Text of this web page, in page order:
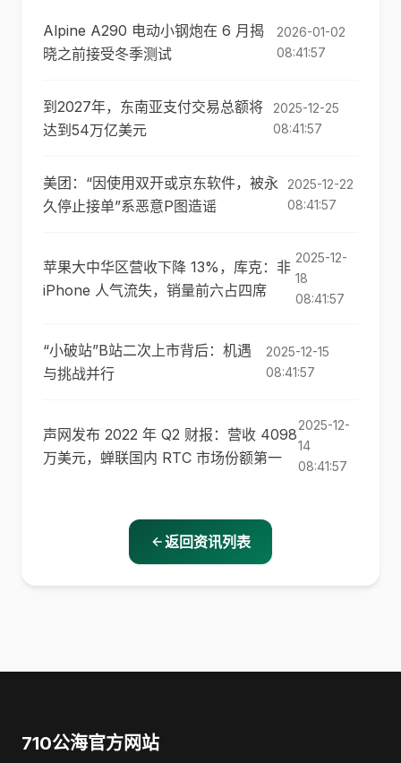
Alpine A290 电动小钢炮在 6 月揭
晓之前接受冬季测试
2026-01-02
08:41:57
到2027年，东南亚支付交易总额将
达到54万亿美元
2025-12-25
08:41:57
美团：“因使用双开或京东软件，被永
久停止接单”系恶意P图造谣
2025-12-22
08:41:57
苹果大中华区营收下降 13%，库克：非
iPhone 人气流失，销量前六占四席
2025-12-
18
08:41:57
“小破站”B站二次上市背后：机遇
与挑战并行
2025-12-15
08:41:57
声网发布 2022 年 Q2 财报：营收 4098
万美元，蝉联国内 RTC 市场份额第一
2025-12-
14
08:41:57
返回资讯列表
710公海官方网站